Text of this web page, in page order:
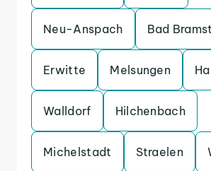
Neu-Anspach Bad
Erwitte Melsungen
Walldorf Hilchenbach
Michelstadt Straelen